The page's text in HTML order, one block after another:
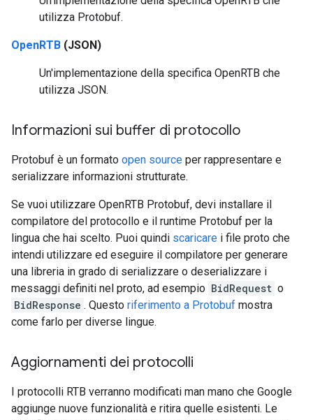
utilizza Protobuf.
OpenRTB (JSON)
Un'implementazione della specifica OpenRTB che
utilizza JSON.
Informazioni sui buffer di protocollo
Protobuf è un formato open source per rappresentare e
serializzare informazioni strutturate.
Se vuoi utilizzare OpenRTB Protobuf, devi installare il
compilatore del protocollo e il runtime Protobuf per la
lingua che hai scelto. Puoi quindi scaricare i file proto che
intendi utilizzare ed eseguire il compilatore per generare
una libreria in grado di serializzare o deserializzare i
messaggi definiti nel proto, ad esempio BidRequest o
BidResponse . Questo riferimento a Protobuf mostra
come farlo per diverse lingue.
Aggiornamenti dei protocolli
I protocolli RTB verranno modificati man mano che Google
aggiunge nuove funzionalità e ritira quelle esistenti. Le